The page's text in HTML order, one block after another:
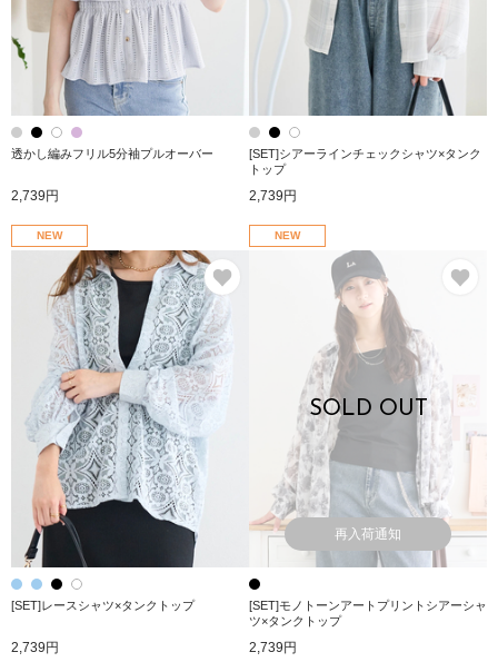
透かし編みフリル5分袖プルオーバー
2,739円
[SET]シアーラインチェックシャツ×タンク
トップ
2,739円
NEW
[SET]レースシャツ×タンクトップ
2,739円
NEW
SOLD OUT
再入荷通知
[SET]モノトーンアートプリントシアーシャ
ツ×タンクトップ
2,739円